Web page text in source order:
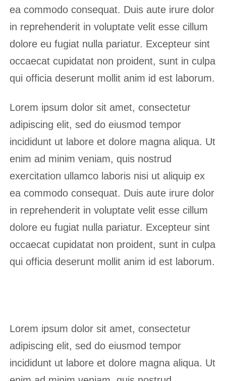
ea commodo consequat. Duis aute irure dolor
in reprehenderit in voluptate velit esse cillum
dolore eu fugiat nulla pariatur. Excepteur sint
occaecat cupidatat non proident, sunt in culpa
qui officia deserunt mollit anim id est laborum.
Lorem ipsum dolor sit amet, consectetur
adipiscing elit, sed do eiusmod tempor
incididunt ut labore et dolore magna aliqua. Ut
enim ad minim veniam, quis nostrud
exercitation ullamco laboris nisi ut aliquip ex
ea commodo consequat. Duis aute irure dolor
in reprehenderit in voluptate velit esse cillum
dolore eu fugiat nulla pariatur. Excepteur sint
occaecat cupidatat non proident, sunt in culpa
qui officia deserunt mollit anim id est laborum.
Lorem ipsum dolor sit amet, consectetur
adipiscing elit, sed do eiusmod tempor
incididunt ut labore et dolore magna aliqua. Ut